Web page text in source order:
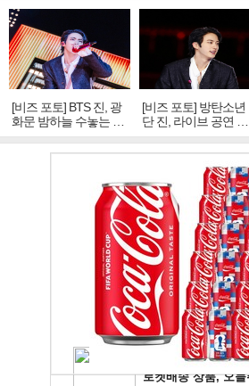
[비즈 포토] BTS 진, 광
화문 밤하늘 수놓는 '비
주얼 킹'의 열창
[비즈 포토] 방탄소년
단 진, 라이브 공연 중
빛나는 독보적 아우